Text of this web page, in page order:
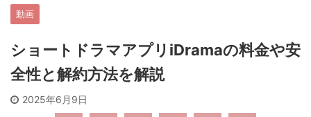
動画
ショートドラマアプリiDramaの料金や安
全性と解約方法を解説
2025年6月9日